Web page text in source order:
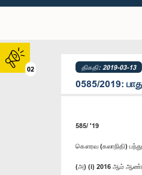
02 திகதி: 2019-03-13
0585/2019:
585/ '19
கௌரவ (கலாநிதி)
(அ) (i) 2016 ஆம்